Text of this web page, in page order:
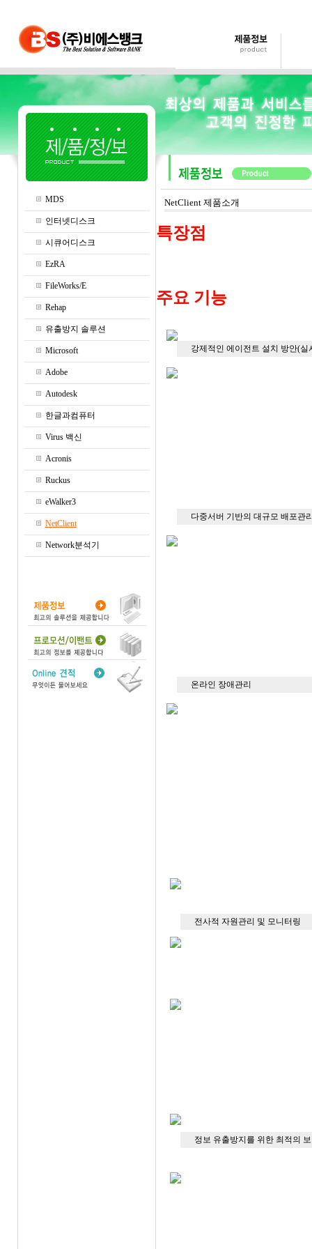
MDS
인터넷디스크
시큐어디스크
EzRA
FileWorks/E
Rehap
유출방지 솔루션
Microsoft
Adobe
Autodesk
한글과컴퓨터
Virus 백신
Acronis
Ruckus
eWalker3
NetClient
Network분석기
NetClient 제품소개
특장점
주요 기능
강제적인 에이전트 설치 방안(
다중서버 기반의 대규모 배포관
온라인 장애관리
전사적 자원관리 및 모니터링
정보 유출방지를 위한 최적의